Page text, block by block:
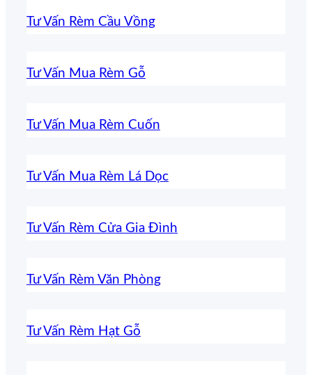
Tư Vấn Rèm Cầu Vồng
Tư Vấn Mua Rèm Gỗ
Tư Vấn Mua Rèm Cuốn
Tư Vấn Mua Rèm Lá Dọc
Tư Vấn Rèm Cửa Gia Đình
Tư Vấn Rèm Văn Phòng
Tư Vấn Rèm Hạt Gỗ